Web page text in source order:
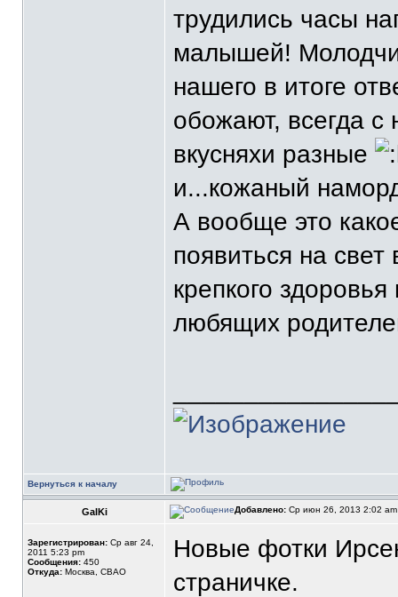
трудились часы
малышей!
нашего в итоге
обожают, всегда с
вкусняхи разные
и...кожаный
А вообще это
появиться на
крепкого
любящих
Вернуться к началу
GalKi Добавлено: Ср июн 26, 2013 2:02
Зарегистрирован: Ср авг 24,
2011 5:23 pm
Сообщения: 450
Откуда: Москва, СВАО
Новые фотки
страничке.